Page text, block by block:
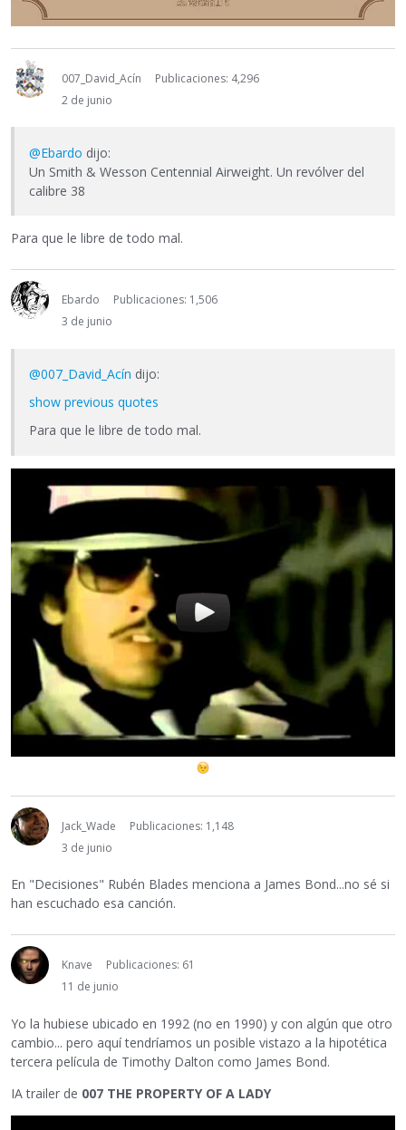
007_David_Acín
Publicaciones: 4,296
2 de junio
@Ebardo dijo:
Un Smith & Wesson Centennial Airweight. Un revólver del
calibre 38
Para que le libre de todo mal.
Ebardo
Publicaciones: 1,506
3 de junio
@007_David_Acín dijo:
show previous quotes
Para que le libre de todo mal.
Jack_Wade
Publicaciones: 1,148
3 de junio
En "Decisiones" Rubén Blades menciona a James Bond...no sé si
han escuchado esa canción.
Knave
Publicaciones: 61
11 de junio
Yo la hubiese ubicado en 1992 (no en 1990) y con algún que otro
cambio... pero aquí tendríamos un posible vistazo a la hipotética
tercera película de Timothy Dalton como James Bond.
IA trailer de 007 THE PROPERTY OF A LADY